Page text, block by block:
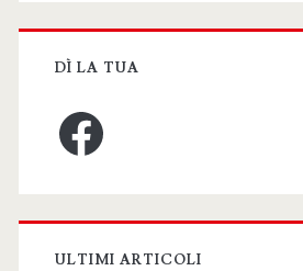
DÌ LA TUA
Facebook
ULTIMI ARTICOLI